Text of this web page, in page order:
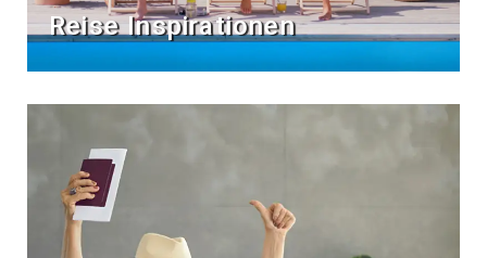
Reise Inspirationen